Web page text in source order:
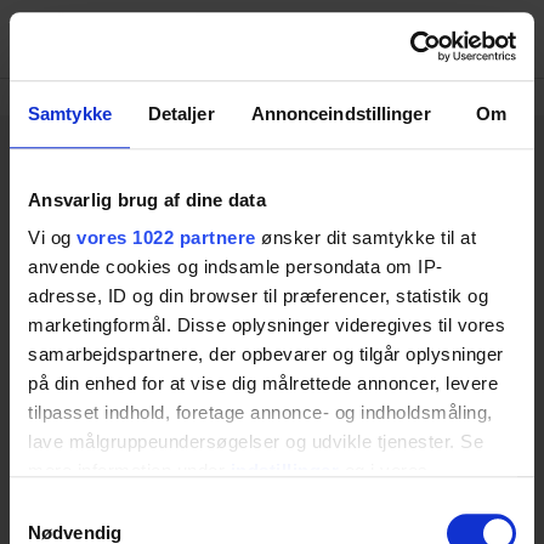
Samtykke Detaljer Annonceindstillinger Om
Ansvarlig brug af dine data
Vi og vores 1022 partnere ønsker dit samtykke til at
anvende cookies og indsamle persondata om IP-
adresse, ID og din browser til præferencer, statistik og
marketingformål. Disse oplysninger videregives til vores
samarbejdspartnere, der opbevarer og tilgår oplysninger
på din enhed for at vise dig målrettede annoncer, levere
tilpasset indhold, foretage annonce- og indholdsmåling,
lave målgruppeundersøgelser og udvikle tjenester. Se
tilbage eller ændre indstillinger fra vores
Nødvendig
Menu
Ringstedgade 221
VAT NO: 20461934
Phone: +45 55 75 05 00
DK-4700 Naestved
Categories
Bathroom
Kitchen
Nursing tables